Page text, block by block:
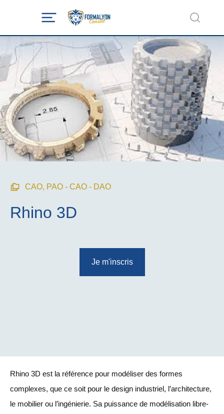
CAO, PAO - CAO - DAO
Rhino 3D
Je m'inscris
Rhino 3D est la référence pour modéliser des formes
complexes, que ce soit pour le design industriel, l’architecture,
le mobilier ou l’ingénierie. Sa puissance de modélisation libre-